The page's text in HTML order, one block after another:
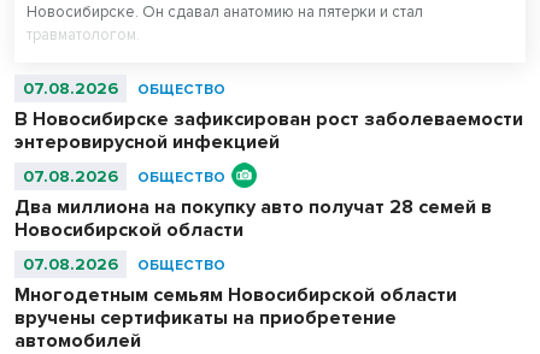
Новосибирске. Он сдавал анатомию на пятерки и стал
травматологом.
07.08.2026 ОБЩЕСТВО
В Новосибирске зафиксирован рост заболеваемости
энтеровирусной инфекцией
07.08.2026 ОБЩЕСТВО
Два миллиона на покупку авто получат 28 семей в
Новосибирской области
07.08.2026 ОБЩЕСТВО
Многодетным семьям Новосибирской области
вручены сертификаты на приобретение
автомобилей